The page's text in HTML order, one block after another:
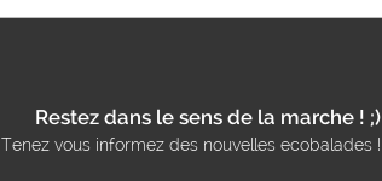
Restez dans le sens de la marche ! ;)
Tenez vous informez des nouvelles ecobalades !